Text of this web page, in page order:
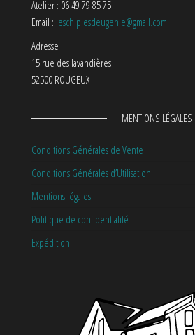
Atelier : 06 49 79 85 75
Email : leschipiesdeugenie@gmail.com
Adresse :
15 rue des lavandières
52500 ROUGEUX
MENTIONS LÉGALES
Conditions Générales de Vente
Conditions Générales d’Utilisation
Mentions légales
Politique de confidentialité
Expédition